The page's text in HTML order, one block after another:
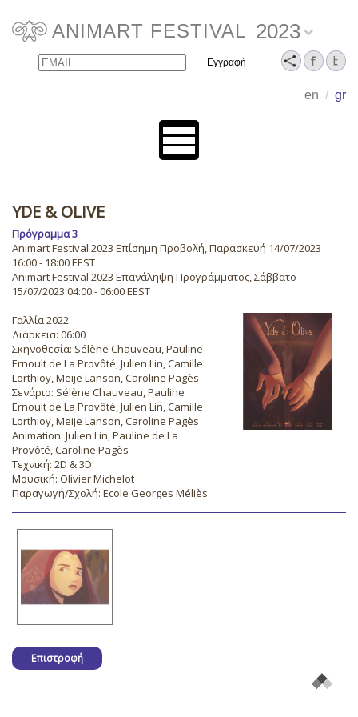
ANIMART FESTIVAL 2023
en / gr
Email Name
YDE & OLIVE
Πρόγραμμα 3
Animart Festival 2023 Επίσημη Προβολή, Παρασκευή 14/07/2023
16:00 - 18:00 EEST
Animart Festival 2023 Επανάληψη Προγράμματος, Σάββατο
15/07/2023 04:00 - 06:00 EEST
Γαλλία 2022
Διάρκεια: 06:00
Σκηνοθεσία: Sélène Chauveau, Pauline
Ernoult de La Provôté, Julien Lin, Camille
Lorthioy, Meije Lanson, Caroline Pagès
Σενάριο: Sélène Chauveau, Pauline
Ernoult de La Provôté, Julien Lin, Camille
Lorthioy, Meije Lanson, Caroline Pagès
Animation: Julien Lin, Pauline de La
Provôté, Caroline Pagès
Τεχνική: 2D & 3D
Μουσική: Olivier Michelot
Παραγωγή/Σχολή: Ecole Georges Méliès
Επιστροφή